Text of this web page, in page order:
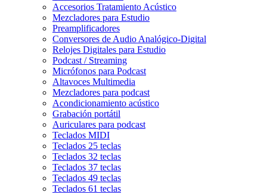
Accesorios Tratamiento Acústico
Mezcladores para Estudio
Preamplificadores
Conversores de Audio Analógico-Digital
Relojes Digitales para Estudio
Podcast / Streaming
Micrófonos para Podcast
Altavoces Multimedia
Mezcladores para podcast
Acondicionamiento acústico
Grabación portátil
Auriculares para podcast
Teclados MIDI
Teclados 25 teclas
Teclados 32 teclas
Teclados 37 teclas
Teclados 49 teclas
Teclados 61 teclas